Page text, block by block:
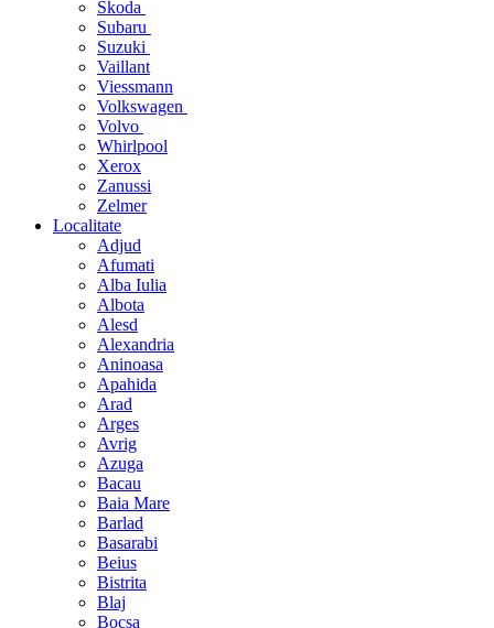
Škoda
Subaru
Suzuki
Vaillant
Viessmann
Volkswagen
Volvo
Whirlpool
Xerox
Zanussi
Zelmer
Localitate
Adjud
Afumati
Alba Iulia
Albota
Alesd
Alexandria
Aninoasa
Apahida
Arad
Arges
Avrig
Azuga
Bacau
Baia Mare
Barlad
Basarabi
Beius
Bistrita
Blaj
Bocsa